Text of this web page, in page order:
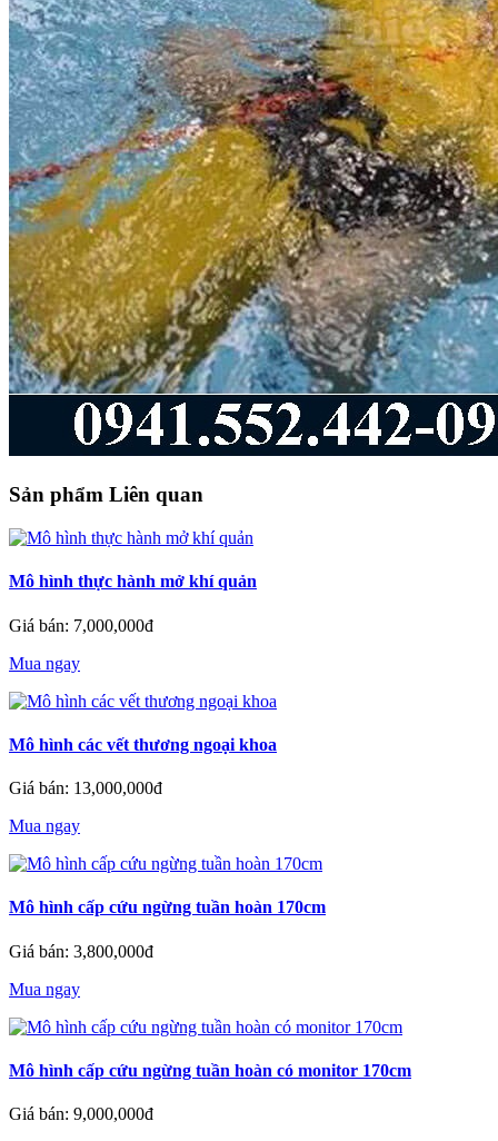
Sản phẩm Liên quan
Mô hình thực hành mở khí quản
Giá bán: 7,000,000đ
Mua ngay
Mô hình các vết thương ngoại khoa
Giá bán: 13,000,000đ
Mua ngay
Mô hình cấp cứu ngừng tuần hoàn 170cm
Giá bán: 3,800,000đ
Mua ngay
Mô hình cấp cứu ngừng tuần hoàn có monitor 170cm
Giá bán: 9,000,000đ